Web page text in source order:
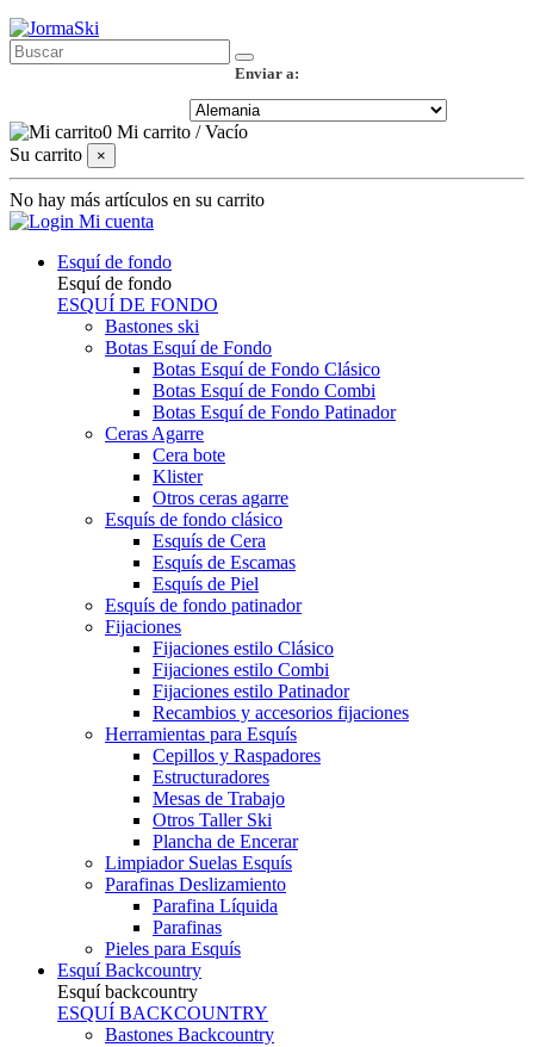
Enviar a:
0 Mi carrito /Vacío
Su carrito
×
No hay más artículos en su carrito
Mi cuenta
Esquí de fondo
Esquí de fondo
ESQUÍ DE FONDO
Bastones ski
Botas Esquí de Fondo
Botas Esquí de Fondo Clásico
Botas Esquí de Fondo Combi
Botas Esquí de Fondo Patinador
Ceras Agarre
Cera bote
Klister
Otros ceras agarre
Esquís de fondo clásico
Esquís de Cera
Esquís de Escamas
Esquís de Piel
Esquís de fondo patinador
Fijaciones
Fijaciones estilo Clásico
Fijaciones estilo Combi
Fijaciones estilo Patinador
Recambios y accesorios fijaciones
Herramientas para Esquís
Cepillos y Raspadores
Estructuradores
Mesas de Trabajo
Otros Taller Ski
Plancha de Encerar
Limpiador Suelas Esquís
Parafinas Deslizamiento
Parafina Líquida
Parafinas
Pieles para Esquís
Esquí Backcountry
Esquí backcountry
ESQUÍ BACKCOUNTRY
Bastones Backcountry